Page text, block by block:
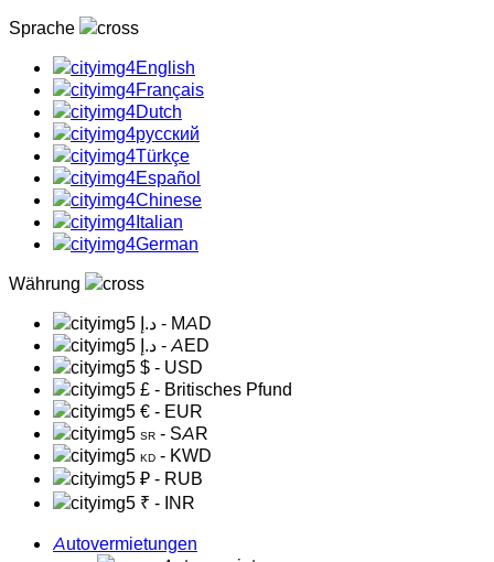
Sprache
English
Français
Dutch
русский
Türkçe
Español
Chinese
Italian
German
Währung
د.إ - MAD
د.إ - AED
$ - USD
£ - Britisches Pfund
€ - EUR
SR - SAR
KD - KWD
₽ - RUB
₹ - INR
Autovermietungen